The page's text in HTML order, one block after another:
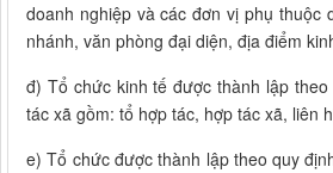
doanh nghiệp và các đơn vị phụ thuộc
nhánh, văn phòng đại diện, địa điểm
đ) Tổ chức kinh tế được thành lập
tác xã gồm: tổ hợp tác, hợp tác xã, liên
e) Tổ chức được thành lập theo quy